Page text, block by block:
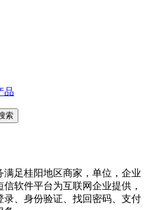
品
索
足桂阳地区商家，单位，企业
软件平台为互联网企业提供，
录、身份验证、找回密码、支付